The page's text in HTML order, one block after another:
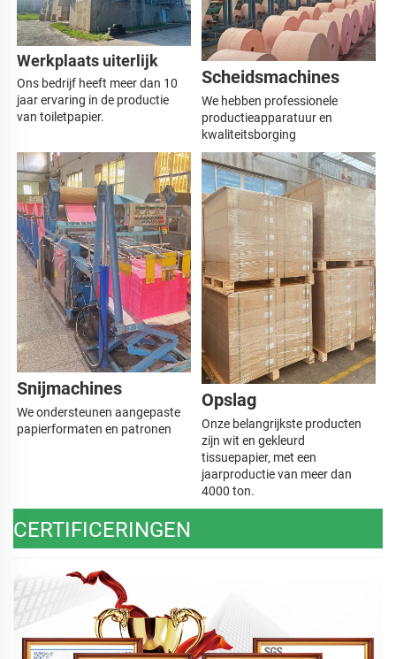
Werkplaats uiterlijk
Ons bedrijf heeft meer dan 10
jaar ervaring in de productie
van toiletpapier.
Scheidsmachines
We hebben professionele
productieapparatuur en
kwaliteitsborging
Snijmachines
We ondersteunen aangepaste
papierformaten en patronen
Opslag
Onze belangrijkste producten
zijn wit en gekleurd
tissuepapier, met een
jaarproductie van meer dan
4000 ton.
CERTIFICERINGEN